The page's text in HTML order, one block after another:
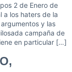
2 de Enero de
a los haters de la
y las
campaña de
en particular […]